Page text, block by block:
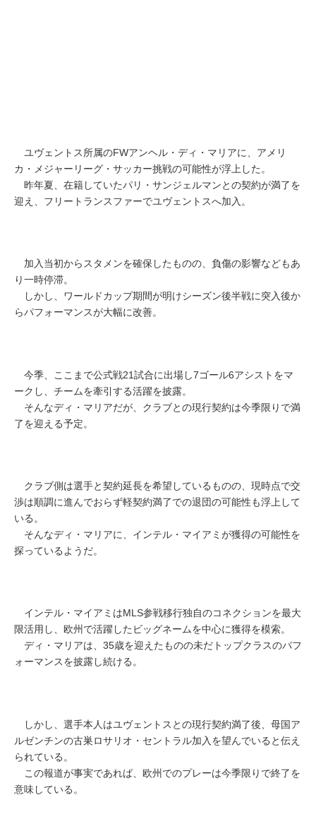
ユヴェントス所属のFWアンヘル・ディ・マリアに、アメリ
カ・メジャーリーグ・サッカー挑戦の可能性が浮上した。
昨年夏、在籍していたパリ・サンジェルマンとの契約が満了を
迎え、フリートランスファーでユヴェントスへ加入。
加入当初からスタメンを確保したものの、負傷の影響などもあ
り一時停滞。
しかし、ワールドカップ期間が明けシーズン後半戦に突入後か
らパフォーマンスが大幅に改善。
今季、ここまで公式戦21試合に出場し7ゴール6アシストをマ
ークし、チームを牽引する活躍を披露。
そんなディ・マリアだが、クラブとの現行契約は今季限りで満
了を迎える予定。
クラブ側は選手と契約延長を希望しているものの、現時点で交
渉は順調に進んでおらず軽契約満了での退団の可能性も浮上して
いる。
そんなディ・マリアに、インテル・マイアミが獲得の可能性を
探っているようだ。
インテル・マイアミはMLS参戦移行独自のコネクションを最大
限活用し、欧州で活躍したビッグネームを中心に獲得を模索。
ディ・マリアは、35歳を迎えたものの未だトップクラスのパフ
ォーマンスを披露し続ける。
しかし、選手本人はユヴェントスとの現行契約満了後、母国ア
ルゼンチンの古巣ロサリオ・セントラル加入を望んでいると伝え
られている。
この報道が事実であれば、欧州でのプレーは今季限りで終了を
意味している。